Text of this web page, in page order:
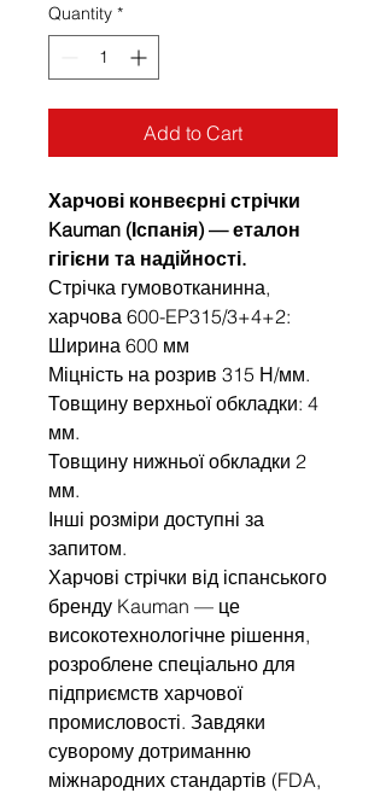
Quantity *
Add to Cart
Харчові конвеєрні стрічки
Kauman (Іспанія) — еталон
гігієни та надійності.
Стрічка гумовотканинна,
харчова 600-EP315/3+4+2:
Ширина 600 мм
Міцність на розрив 315 Н/мм.
Товщину верхньої обкладки: 4
мм.
Товщину нижньої обкладки 2
мм.
Інші розміри доступні за
запитом.
Харчові стрічки від іспанського
бренду Kauman — це
високотехнологічне рішення,
розроблене спеціально для
підприємств харчової
промисловості. Завдяки
суворому дотриманню
міжнародних стандартів (FDA,